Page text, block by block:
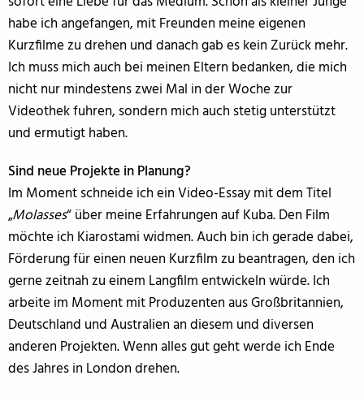
habe ich angefangen, mit Freunden meine eigenen
Kurzfilme zu drehen und danach gab es kein Zurück mehr.
Ich muss mich auch bei meinen Eltern bedanken, die mich
nicht nur mindestens zwei Mal in der Woche zur
Videothek fuhren, sondern mich auch stetig unterstützt
und ermutigt haben.
Sind neue Projekte in Planung?
Im Moment schneide ich ein Video-Essay mit dem Titel
„Molasses“ über meine Erfahrungen auf Kuba. Den Film
möchte ich Kiarostami widmen. Auch bin ich gerade dabei,
Förderung für einen neuen Kurzfilm zu beantragen, den ich
gerne zeitnah zu einem Langfilm entwickeln würde. Ich
arbeite im Moment mit Produzenten aus Großbritannien,
Deutschland und Australien an diesem und diversen
anderen Projekten. Wenn alles gut geht werde ich Ende
des Jahres in London drehen.